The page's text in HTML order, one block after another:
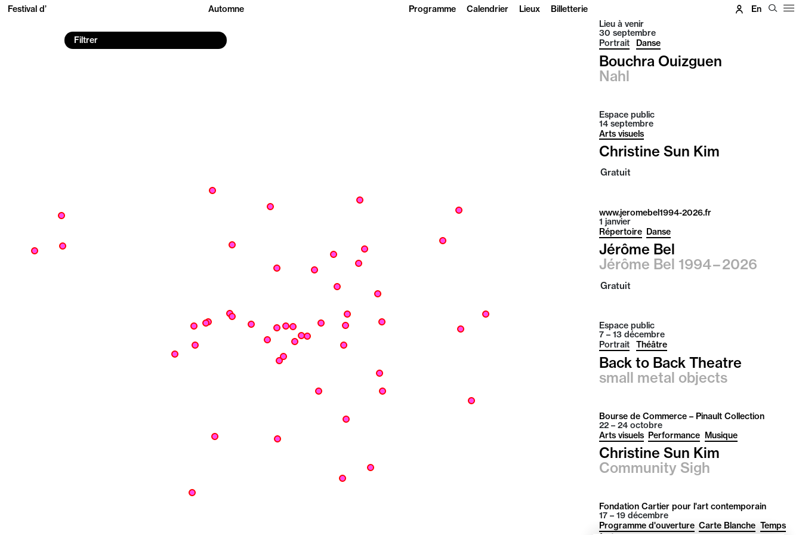
Festival d’ Automne Programme Calendrier Lieux Billetterie En
Filtrer
Lieu à venir
30 septembre
Portrait
Danse
Bouchra Ouizguen
Nahl
Espace public
14 septembre
Arts visuels
Christine Sun Kim
Gratuit
www.jeromebel1994-2026.fr
1 janvier
Répertoire Danse
Jérôme Bel
Jérôme Bel 1994 – 2026
Gratuit
Espace public
7 – 13 décembre
Portrait
Théâtre
Back to Back Theatre
small metal objects
Bourse de Commerce – Pinault Collection
22 – 24 octobre
Arts visuels Performance Musique
Christine Sun Kim
Community Sigh
Fondation Cartier pour l'art contemporain
17 – 19 décembre
Programme d'ouverture Carte Blanche Temps